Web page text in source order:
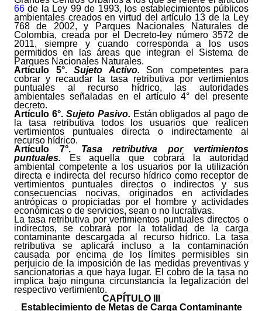
66 de la Ley 99 de 1993, los establecimientos públicos
ambientales creados en virtud del artículo 13 de la Ley
768 de 2002, y Parques Nacionales Naturales de
Colombia, creada por el Decreto-ley número 3572 de
2011, siempre y cuando corresponda a los usos
permitidos en las áreas que integran el Sistema de
Parques Nacionales Naturales.
Artículo
5°. Sujeto Activo. Son competentes para
cobrar y recaudar la tasa retributiva por vertimientos
puntuales al recurso hídrico, las autoridades
ambientales señaladas en el artículo 4° del presente
decreto.
Artículo 6°. Sujeto Pasivo. Están obligados al pago de
la tasa retributiva todos los usuarios que realicen
vertimientos puntuales directa o indirectamente al
recurso hídrico.
Artículo
7°. Tasa retributiva por vertimientos
puntuales.
Es aquella que cobrará la autoridad
ambiental competente a los usuarios por la utilización
directa e indirecta del recurso hídrico como receptor de
vertimientos puntuales directos o indirectos y sus
consecuencias nocivas, originados en actividades
antrópicas o propiciadas por el hombre y actividades
económicas o de servicios, sean o no lucrativas.
La tasa retributiva por vertimientos puntuales directos o
indirectos, se cobrará por la totalidad de la carga
contaminante descargada al recurso hídrico. La tasa
retributiva se aplicará incluso a la contaminación
causada por encima de los límites permisibles sin
perjuicio de la imposición de las medidas preventivas y
sancionatorias a que haya lugar. El cobro de la tasa no
implica bajo ninguna circunstancia la legalización del
respectivo vertimiento.
CAPÍTULO III
Establecimiento de Metas de Carga Contaminante